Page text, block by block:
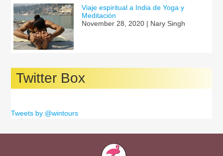
Viaje espiritual a India de Yoga y
Meditación
November 28, 2020 | Nary Singh
Twitter Box
Tweets by @wintours